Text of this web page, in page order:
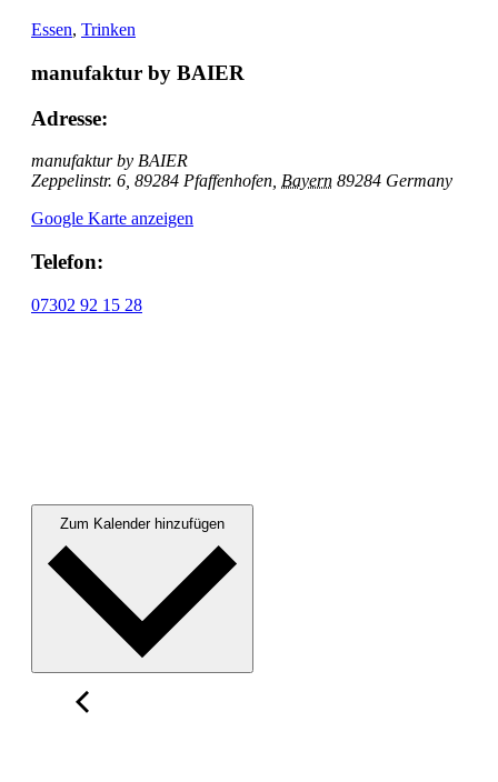
Essen, Trinken
manufaktur by BAIER
Adresse:
manufaktur by BAIER
Zeppelinstr. 6, 89284 Pfaffenhofen Bayern 89284 Germany
Google Karte anzeigen
Telefon:
07302 92 15 28